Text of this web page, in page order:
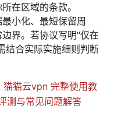
在区域的条款。
小化、最短保留周
界。若协议写明“仅在
结合实际实施细则判断
猫猫云vpn 完整使用教
测与常见问题解答